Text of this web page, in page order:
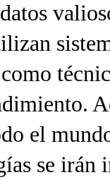
el
se irán